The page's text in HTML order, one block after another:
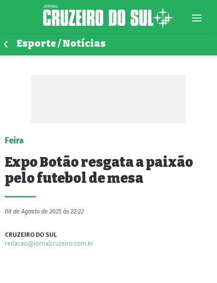
Esporte / Notícias
Feira
Expo Botão resgata a paixão
pelo futebol de mesa
08 de Agosto de 2025 às 22:22
CRUZEIRO DO SUL
redacao@jornalcruzeiro.com.br